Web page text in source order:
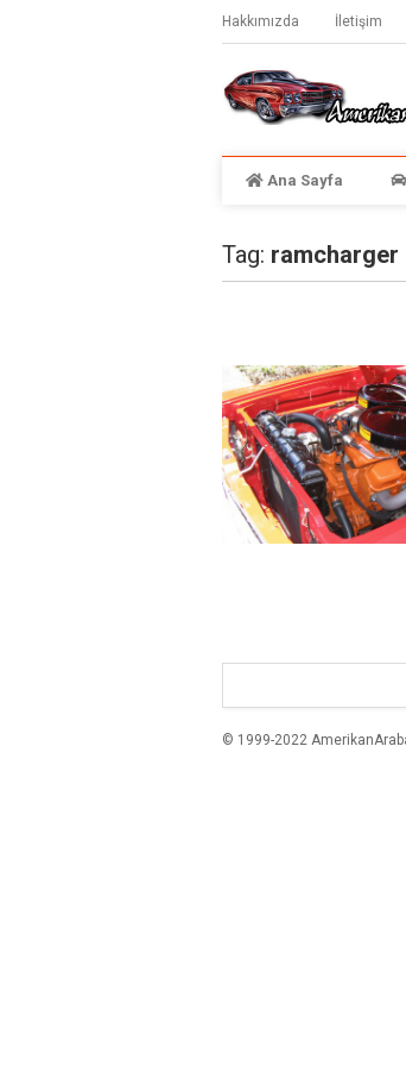
Hakkımızda İletişim
Ana Sayfa
Tag: ramcharger
© 1999-2022